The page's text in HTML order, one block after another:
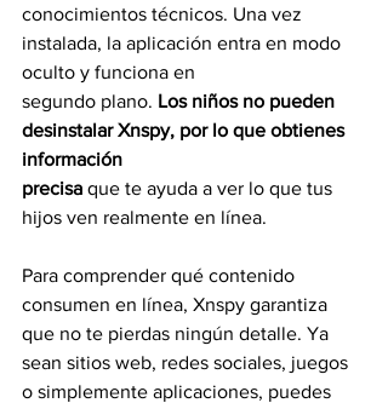
conocimientos técnicos. Una vez
instalada, la aplicación entra en modo
oculto y funciona en
segundo plano. Los niños no pueden
desinstalar Xnspy, por lo que obtienes
información
precisa que te ayuda a ver lo que tus
hijos ven realmente en línea.
Para comprender qué contenido
consumen en línea, Xnspy garantiza
que no te pierdas ningún detalle. Ya
sean sitios web, redes sociales, juegos
o simplemente aplicaciones, puedes